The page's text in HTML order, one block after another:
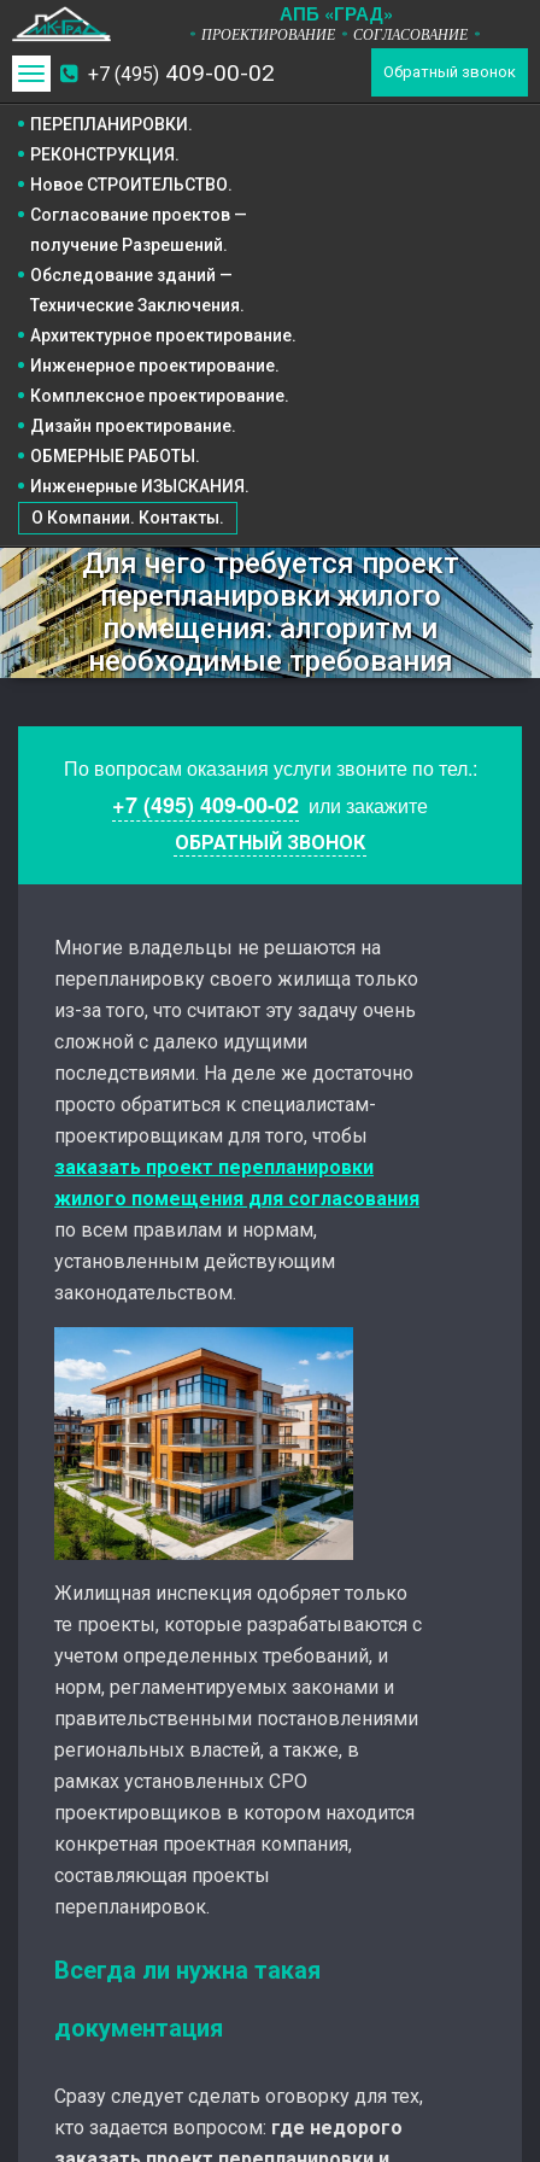
АПБ «ГРАД»
* ПРОЕКТИРОВАНИЕ * СОГЛАСОВАНИЕ *
+7 (495) 409-00-02 Обратный звонок
Toggle
navigation
ПЕРЕПЛАНИРОВКИ.
РЕКОНСТРУКЦИЯ.
Новое СТРОИТЕЛЬСТВО.
ОБМЕРНЫЕ РАБОТЫ.
Инженерные ИЗЫСКАНИЯ.
О Компании. Контакты.
Согласование проектов —
получение Разрешений.
Обследование зданий —
Технические Заключения.
Архитектурное проектирование.
Инженерное проектирование.
Комплексное проектирование.
Дизайн проектирование.
Для чего требуется проект
перепланировки жилого
помещения: алгоритм и
необходимые требования
По вопросам оказания услуги звоните по тел.:
+7 (495) 409-00-02 или закажите
ОБРАТНЫЙ ЗВОНОК
Многие владельцы не решаются на
перепланировку своего жилища только
из-за того, что считают эту задачу очень
сложной с далеко идущими
последствиями. На деле же достаточно
просто обратиться к специалистам-
проектировщикам для того, чтобы
заказать проект перепланировки
жилого помещения для согласования
по всем правилам и нормам,
установленным действующим
законодательством.
Жилищная инспекция одобряет только
те проекты, которые разрабатываются с
учетом определенных требований, и
норм, регламентируемых законами и
правительственными постановлениями
региональных властей, а также, в
рамках установленных СРО
проектировщиков в котором находится
конкретная проектная компания,
составляющая проекты
перепланировок.
Всегда ли нужна такая
документация
Сразу следует сделать оговорку для тех,
кто задается вопросом: где недорого